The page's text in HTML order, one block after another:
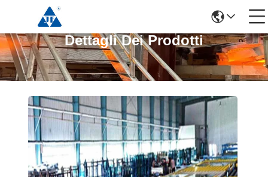
Dettagli Dei Prodotti